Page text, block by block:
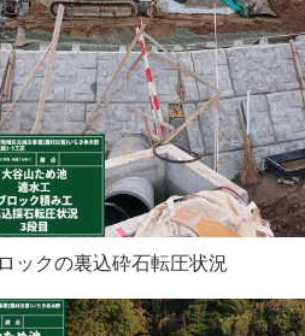
ックの裏込砕石転圧状況